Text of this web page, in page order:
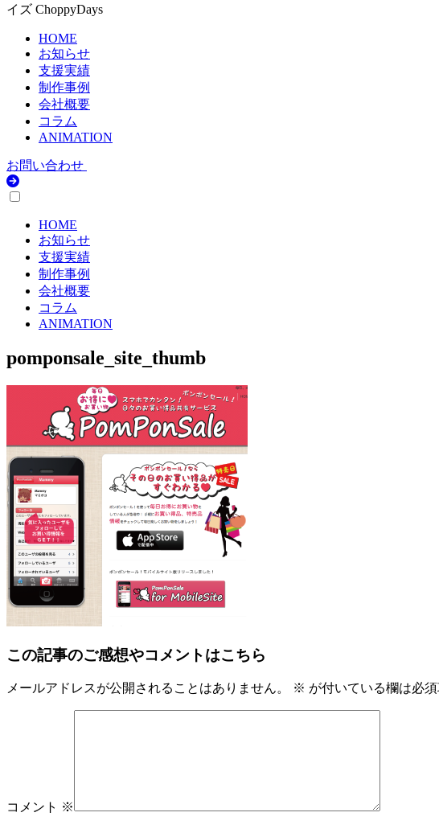
イズ ChoppyDays
HOME
お知らせ
支援実績
制作事例
会社概要
コラム
ANIMATION
お問い合わせ
HOME
お知らせ
支援実績
制作事例
会社概要
コラム
ANIMATION
pomponsale_site_thumb
この記事のご感想やコメントはこちら
メールアドレスが公開されることはありません。 ※ が付いている欄は必
コメント ※